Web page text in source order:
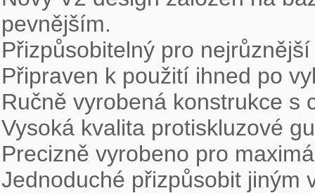
pevnějším.
Přizpůsobitelný pro
Připraven k použití ihned po
Ručně vyrobená konstrukce s
Vysoká kvalita protiskluzové
Precizně vyrobeno pro
Jednoduché přizpůsobit jiným